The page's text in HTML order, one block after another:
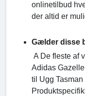
onlinetilbud
der altid er
Gælder disse
A De fleste af
Adidas
til Ugg